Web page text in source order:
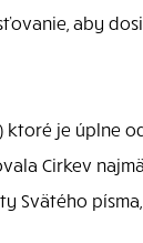
aby
ktoré je úplne
Cirkev
Svätého